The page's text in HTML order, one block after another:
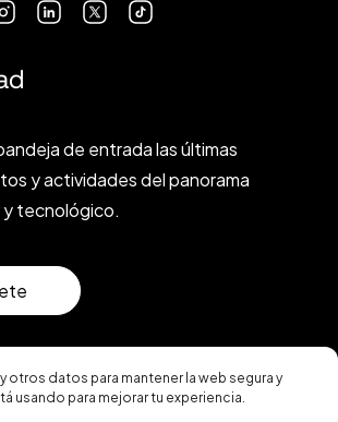
otros datos para mantener la web segura y
usando para mejorar tu experiencia.
de entrada las últimas
y actividades del panorama
tecnológico.